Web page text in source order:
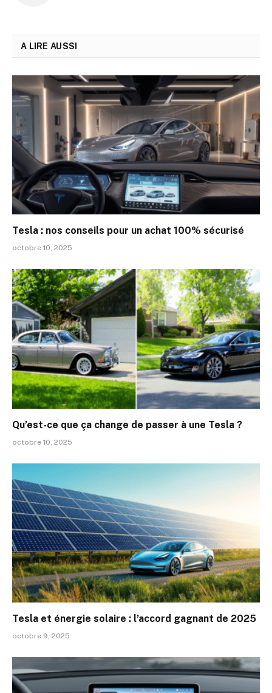
A LIRE AUSSI
Tesla : nos conseils pour un achat 100% sécurisé
octobre 10, 2025
Qu’est-ce que ça change de passer à une Tesla ?
octobre 10, 2025
Tesla et énergie solaire : l’accord gagnant de 2025
octobre 9, 2025